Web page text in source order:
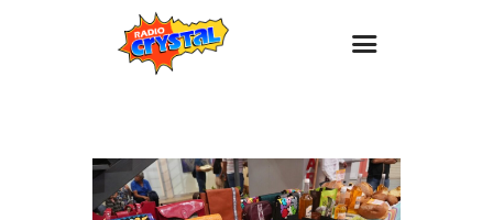
Estaciones
Eventos